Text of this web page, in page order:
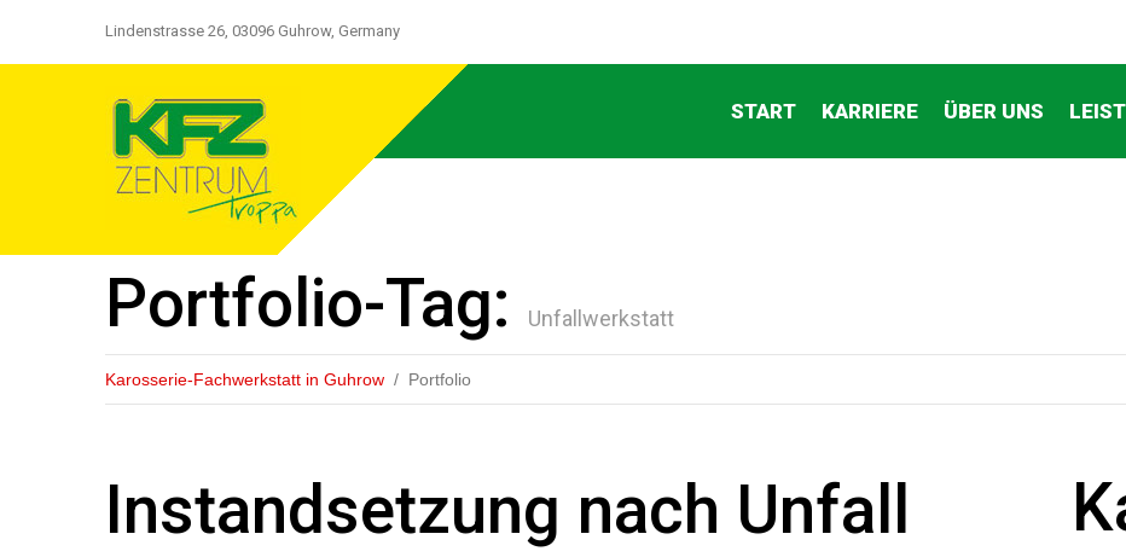
Lindenstrasse 26, 03096 Guhrow, Germany
START KARRIERE ÜBER UNS
Portfolio-Tag: Unfallwerkstatt
Karosserie-Fachwerkstatt in Guhrow Portfolio
Instandsetzung nach Unfall